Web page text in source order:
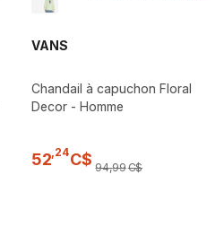
VANS
Chandail à capuchon Floral
Decor - Homme
52 24C$ 94,99C$